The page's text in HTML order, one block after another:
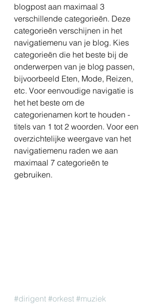
blogpost aan maximaal 3
verschillende categorieën. Deze
categorieën verschijnen in het
navigatiemenu van je blog. Kies
categorieën die het beste bij de
onderwerpen van je blog passen,
bijvoorbeeld Eten, Mode, Reizen,
etc. Voor eenvoudige navigatie is
het het beste om de
categorienamen kort te houden -
titels van 1 tot 2 woorden. Voor een
overzichtelijke weergave van het
navigatiemenu raden we aan
maximaal 7 categorieën te
gebruiken.
#dirigent #orkest #muziek